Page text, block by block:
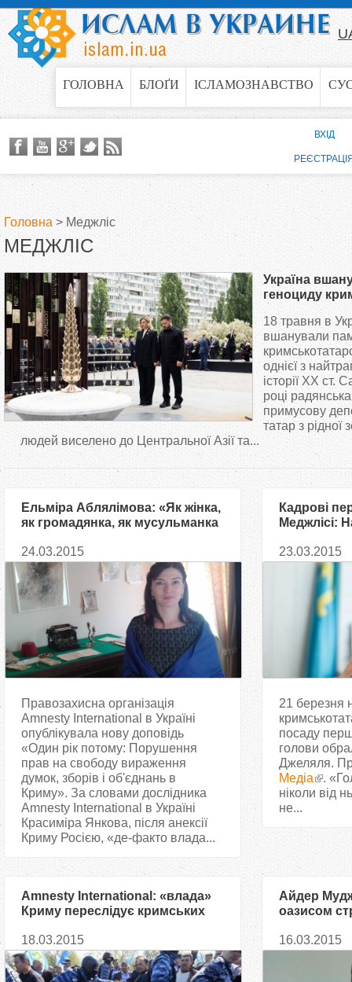
Jump to navigation
ГОЛОВНА БЛОҐИ ІСЛАМОЗНАВСТВО
В
и
є
у
Головна > Меджліс
МЕДЖЛІС
Україна
геноциду
народу
18 травня в
вшанували
однієї з
історії ХХ ст.
році
примусову
татар з рідної
людей виселено до Центральної Азії та...
Ельміра Аблялімова: «Як жінка,
як громадянка, як мусульманка
відчувала такого приниження»
24.03.2015
Правозахисна організація
Amnesty International в Україні
опублікувала нову доповідь
«Один рік потому: Порушення
прав на свободу вираження
думок, зборів і об'єднань в
Криму». За словами дослідника
Amnesty International в Україні
Красиміра Янкова, після анексії
Криму Росією, «де-факто влада...
Кадрові
Меджлісі:
голови
23.03.2015
21 березня
посаду
голови
Джеляля.
Медіа
.
ніколи від
не...
Amnesty International: «влада»
Криму переслідує кримських
18.03.2015
Айдер
оазисом
16.03.2015
ВХІД